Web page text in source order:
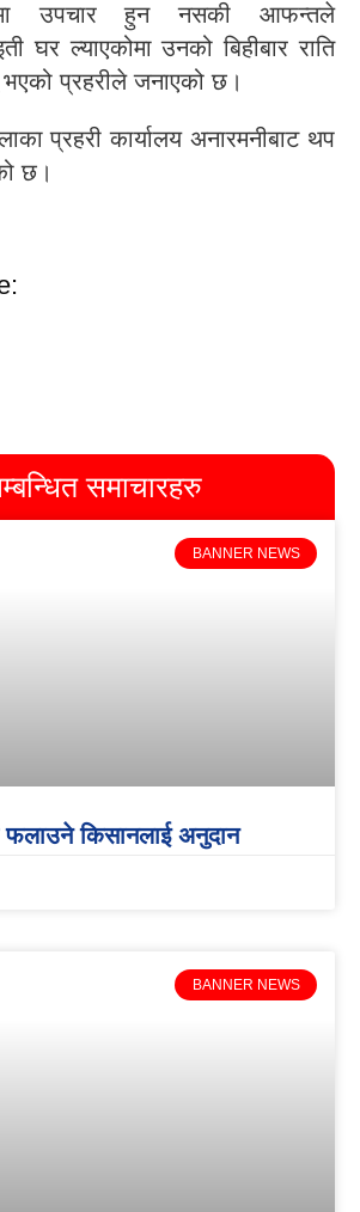
उपचार हुन नसकी आफन्तले
घर ल्याएकोमा उनको बिहीबार राति
प्रहरीले जनाएको छ।
प्रहरी कार्यालय अनारमनीबाट थप
छ।
समाचारहरु
BANNER NEWS
फलाउने किसानलाई अनुदान
BANNER NEWS